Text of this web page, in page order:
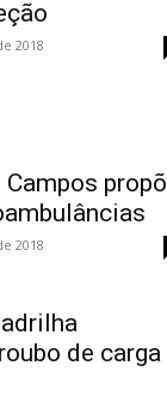
2018
2018
de carga